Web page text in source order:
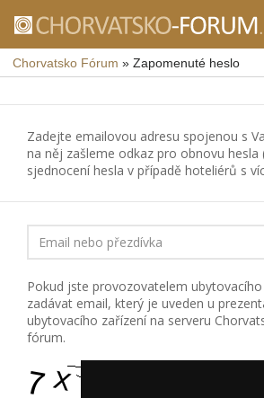
Chorvatsko Fórum » Zapomenuté heslo
Zadejte emailovou adresu spojenou s
na něj zašleme odkaz pro obnovu hesla
sjednocení hesla v případě hoteliérů s
Email nebo přezdívka
Pokud jste provozovatelem
zadávat email, který je uveden u
ubytovacího zařízení na serveru
fórum.